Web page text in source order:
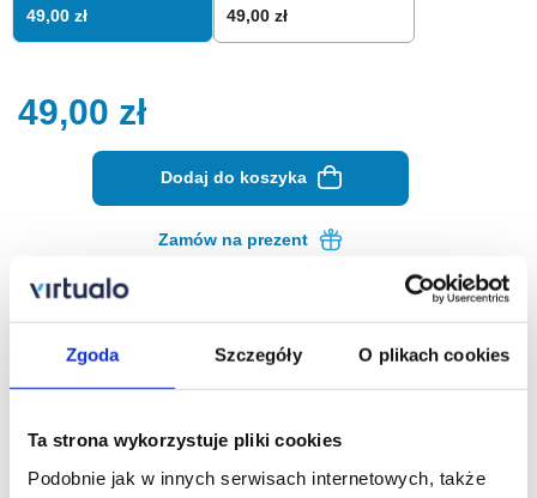
Zgoda Szczegóły O plikach cookies
Ta strona wykorzystuje pliki cookies
Podobnie jak w innych serwisach internetowych, także
49,00 zł 49,00 zł
49,00 zł
Dodaj do koszyka
Zamów na prezent
Opis ebooka Szczegóły
Dogsman Psiarz - ebook
Ta książka to nie instrukcja obsługi psa. To zaproszenie do
która zaczyna się od pierwszego spaceru i nigdy się